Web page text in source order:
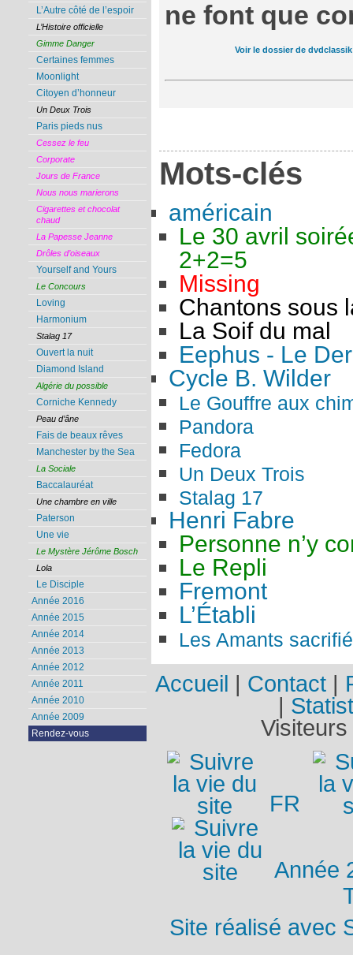
ne font que
Voir le dossier de dvdclassik
Mots-clés
américain
Le 30 avril
2+2=5
Missing
Chantons sous
La Soif du mal
Eephus - Le
Cycle B. Wilder
Le Gouffre aux
Pandora
Fedora
Un Deux Trois
Stalag 17
Henri Fabre
Personne n’y
Le Repli
Fremont
L’Établi
Les Amants
L’Autre côté de l’espoir
L’Histoire officielle
Gimme Danger
Certaines femmes
Moonlight
Citoyen d’honneur
Un Deux Trois
Paris pieds nus
Cessez le feu
Corporate
Jours de France
Nous nous marierons
Cigarettes et chocolat
chaud
La Papesse Jeanne
Drôles d’oiseaux
Yourself and Yours
Le Concours
Loving
Harmonium
Stalag 17
Ouvert la nuit
Diamond Island
Algérie du possible
Corniche Kennedy
Peau d’âne
Fais de beaux rêves
Manchester by the Sea
La Sociale
Baccalauréat
Une chambre en ville
Paterson
Une vie
Le Mystère Jérôme Bosch
Lola
Le Disciple
Année 2016
Année 2015
Année 2014
Année 2013
Année 2012
Année 2011
Année 2010
Année 2009
Rendez-vous
Accueil | Contact |
|
FR
Année
Site réalisé avec